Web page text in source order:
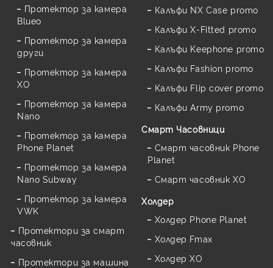
Протектор за камера
Blueo
Протектор за камера
други
Протектор за камера
XO
Протектор за камера
Nano
Протектор за камера
Phone Planet
Протектор за камера
Nano Subway
Протектор за камера
VWK
Протектори за смарт
часовник
Протектори за машина
Калъфи NX Case promo
Калъфи X-Fitted promo
Калъфи Keephone promo
Калъфи Fashion promo
Калъфи Flip cover promo
Калъфи Army promo
Смарт Часовници
Смарт часовник Phone
Planet
Смарт часовник XO
Холдер
Холдер Phone Planet
Холдер Fmax
Холдер XO